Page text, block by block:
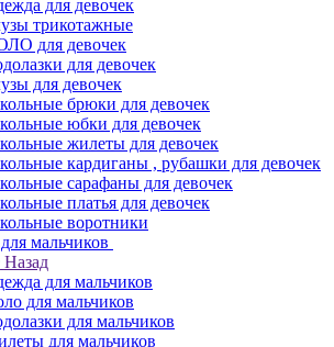
для девочек
трикотажные
для девочек
для девочек
для девочек
брюки для девочек
юбки для девочек
жилеты для девочек
кардиганы , рубашки для девочек
сарафаны для девочек
платья для девочек
воротники
мальчиков
Назад
для мальчиков
для мальчиков
для мальчиков
для мальчиков